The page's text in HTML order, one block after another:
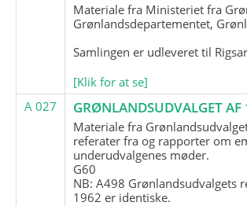
Materiale fra Ministeriet fra
Grønlandsdepartementet,
Samlingen er udleveret til
[Klik for at se]
A 027
GRØNLANDSUDVALGET AF
Materiale fra
referater fra og rapporter om
underudvalgenes møder.
G60
NB: A498 Grønlandsudvalgets
1962 er identiske.